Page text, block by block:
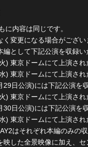
内容は同じです。
変更になる場合がござい
として下記公演を収録い
) 東京ドームにて上演され
) 東京ドームにて上演され
日公演)には下記公演を
) 東京ドームにて上演され
日公演)には下記公演を
) 東京ドームにて上演され
はそれぞれ本編のみの収
した全景映像に加え、セ